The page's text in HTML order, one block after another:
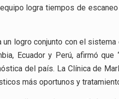
logra tiempos de
logro conjunto con el
Ecuador y Perú, afirmó que
del país. La Clínica de
más oportunos y